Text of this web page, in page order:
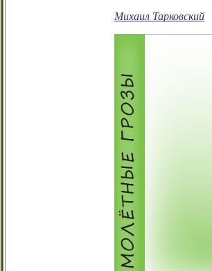
Михаил Тарковский